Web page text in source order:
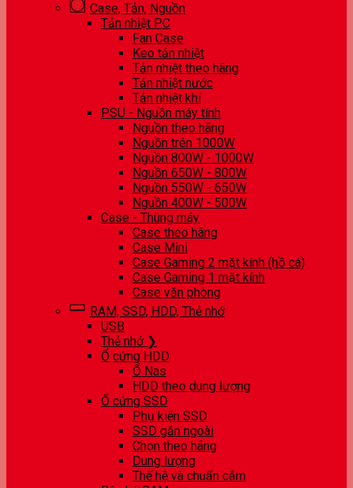
Case, Tản, Nguồn
Tản nhiệt PC
Fan Case
Keo tản nhiệt
Tản nhiệt theo hãng
Tản nhiệt nước
Tản nhiệt khí
PSU - Nguồn máy tính
Nguồn theo hãng
Nguồn trên 1000W
Nguồn 800W - 1000W
Nguồn 650W - 800W
Nguồn 550W - 650W
Nguồn 400W - 500W
Case - Thùng máy
Case theo hãng
Case Mini
Case Gaming 2 mặt kính (hồ cá)
Case Gaming 1 mặt kính
Case văn phòng
RAM, SSD, HDD, Thẻ nhớ
USB
Thẻ nhớ ❯
Ổ cứng HDD
Ổ Nas
HDD theo dung lượng
Ổ cứng SSD
Phụ kiện SSD
SSD gắn ngoài
Chọn theo hãng
Dung lượng
Thế hệ và chuẩn cắm